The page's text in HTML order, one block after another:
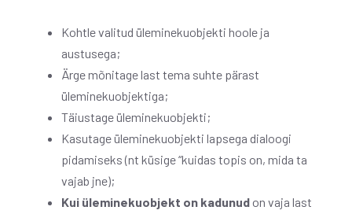
Kohtle valitud üleminekuobjekti hoole ja
austusega;
Ärge mõnitage last tema suhte pärast
üleminekuobjektiga;
Täiustage üleminekuobjekti;
Kasutage üleminekuobjekti lapsega dialoogi
pidamiseks (nt küsige “kuidas topis on, mida ta
vajab jne);
Kui üleminekuobjekt on kadunud on vaja last